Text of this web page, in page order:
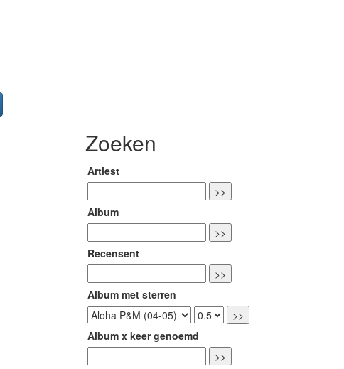
Zoeken
Artiest
Album
Recensent
Album met sterren
Album x keer genoemd